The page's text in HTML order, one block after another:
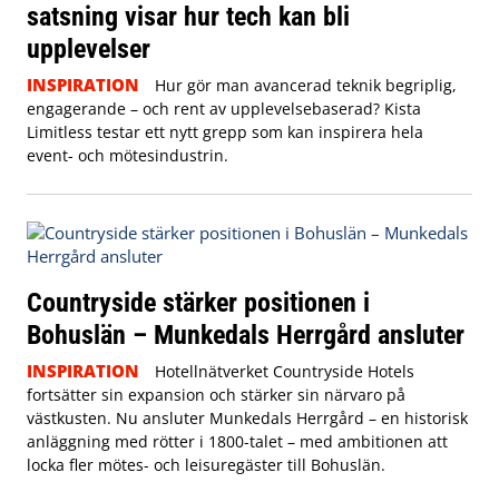
satsning visar hur tech kan bli
upplevelser
INSPIRATION
Hur gör man avancerad teknik begriplig,
engagerande – och rent av upplevelsebaserad? Kista
Limitless testar ett nytt grepp som kan inspirera hela
event- och mötesindustrin.
Countryside stärker positionen i
Bohuslän – Munkedals Herrgård ansluter
INSPIRATION
Hotellnätverket Countryside Hotels
fortsätter sin expansion och stärker sin närvaro på
västkusten. Nu ansluter Munkedals Herrgård – en historisk
anläggning med rötter i 1800-talet – med ambitionen att
locka fler mötes- och leisuregäster till Bohuslän.